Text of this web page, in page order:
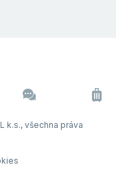
k.s., všechna práva